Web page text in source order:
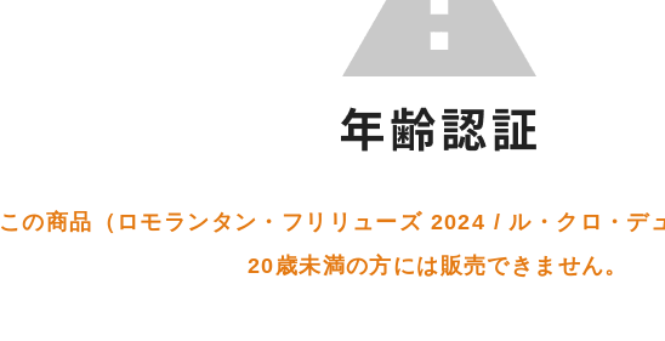
この商品（ロモランタン・フリリューズ 2024 / ル・クロ・デ
20歳未満の方には販売できません。